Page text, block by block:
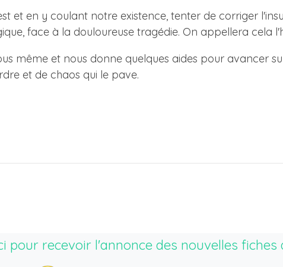
et en y coulant notre existence, tenter de corriger
face à la douloureuse tragédie. On appellera cela
même et nous donne quelques aides pour avancer
et de chaos qui le pave.
pour recevoir l'annonce des nouvelles fiches